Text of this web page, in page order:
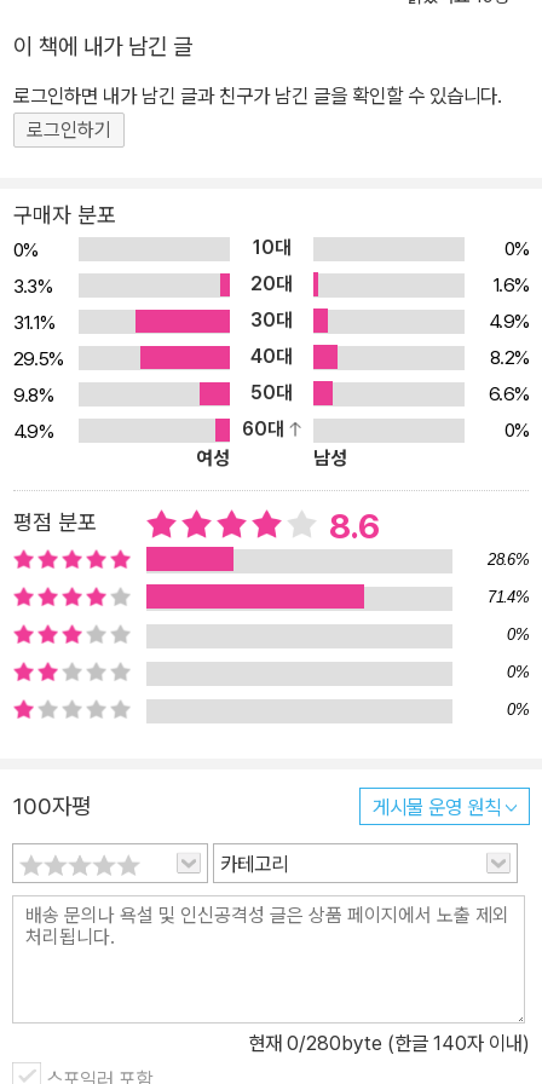
터져 나오는 일반 팝업북과는 다르게 이 책은 책장을 넘겨도 아무런
변화가 없습니다. 하지만 당황하지 말고 책의 오른쪽 면에 있는 잭의
얼굴을 왼쪽으로 넘겨 보세요. 그러면 까불대던 잭의 얼굴이 개구쟁
이 원숭이로, 꾀죄죄한 강아지로, 엉터리 어릿광대로 바뀌게 됩니다.
니다. 또 잭의 바뀐 얼굴은 모두 팝업으로 되어 있습니다. 아이 스스로
잭의 얼굴 페이지를 넘기는 재미와 함께 아기자기한 팝업을 들여다보
는 재미까지 더해지지요. 개구쟁이 잭의 이야기에 유쾌한 팝업의 재
미를 더한 놀라운 팝업북입니다.
이 책에 내가 남긴 글
로그인하면 내가 남긴 글과 친구가 남긴 글을 확인할 수 있습니다.
로그인하기
구매자 분포
0% 10대
0%
3.3%
20대
1.6%
31.1%
30대
4.9%
29.5%
40대
8.2%
9.8%
50대
6.6%
4.9%
60대
0%
여성
남성
평점 분포 8.6
28.6%
71.4%
0%
0%
0%
100자평 게시물 운영 원칙
카테고리
현재 0/280byte (한글 140자 이내)
스포일러 포함